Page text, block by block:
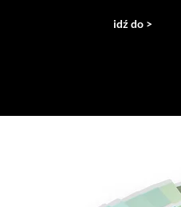
idź do >